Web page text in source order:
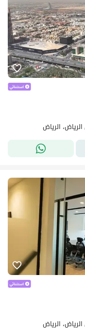
الرياض
الرياض